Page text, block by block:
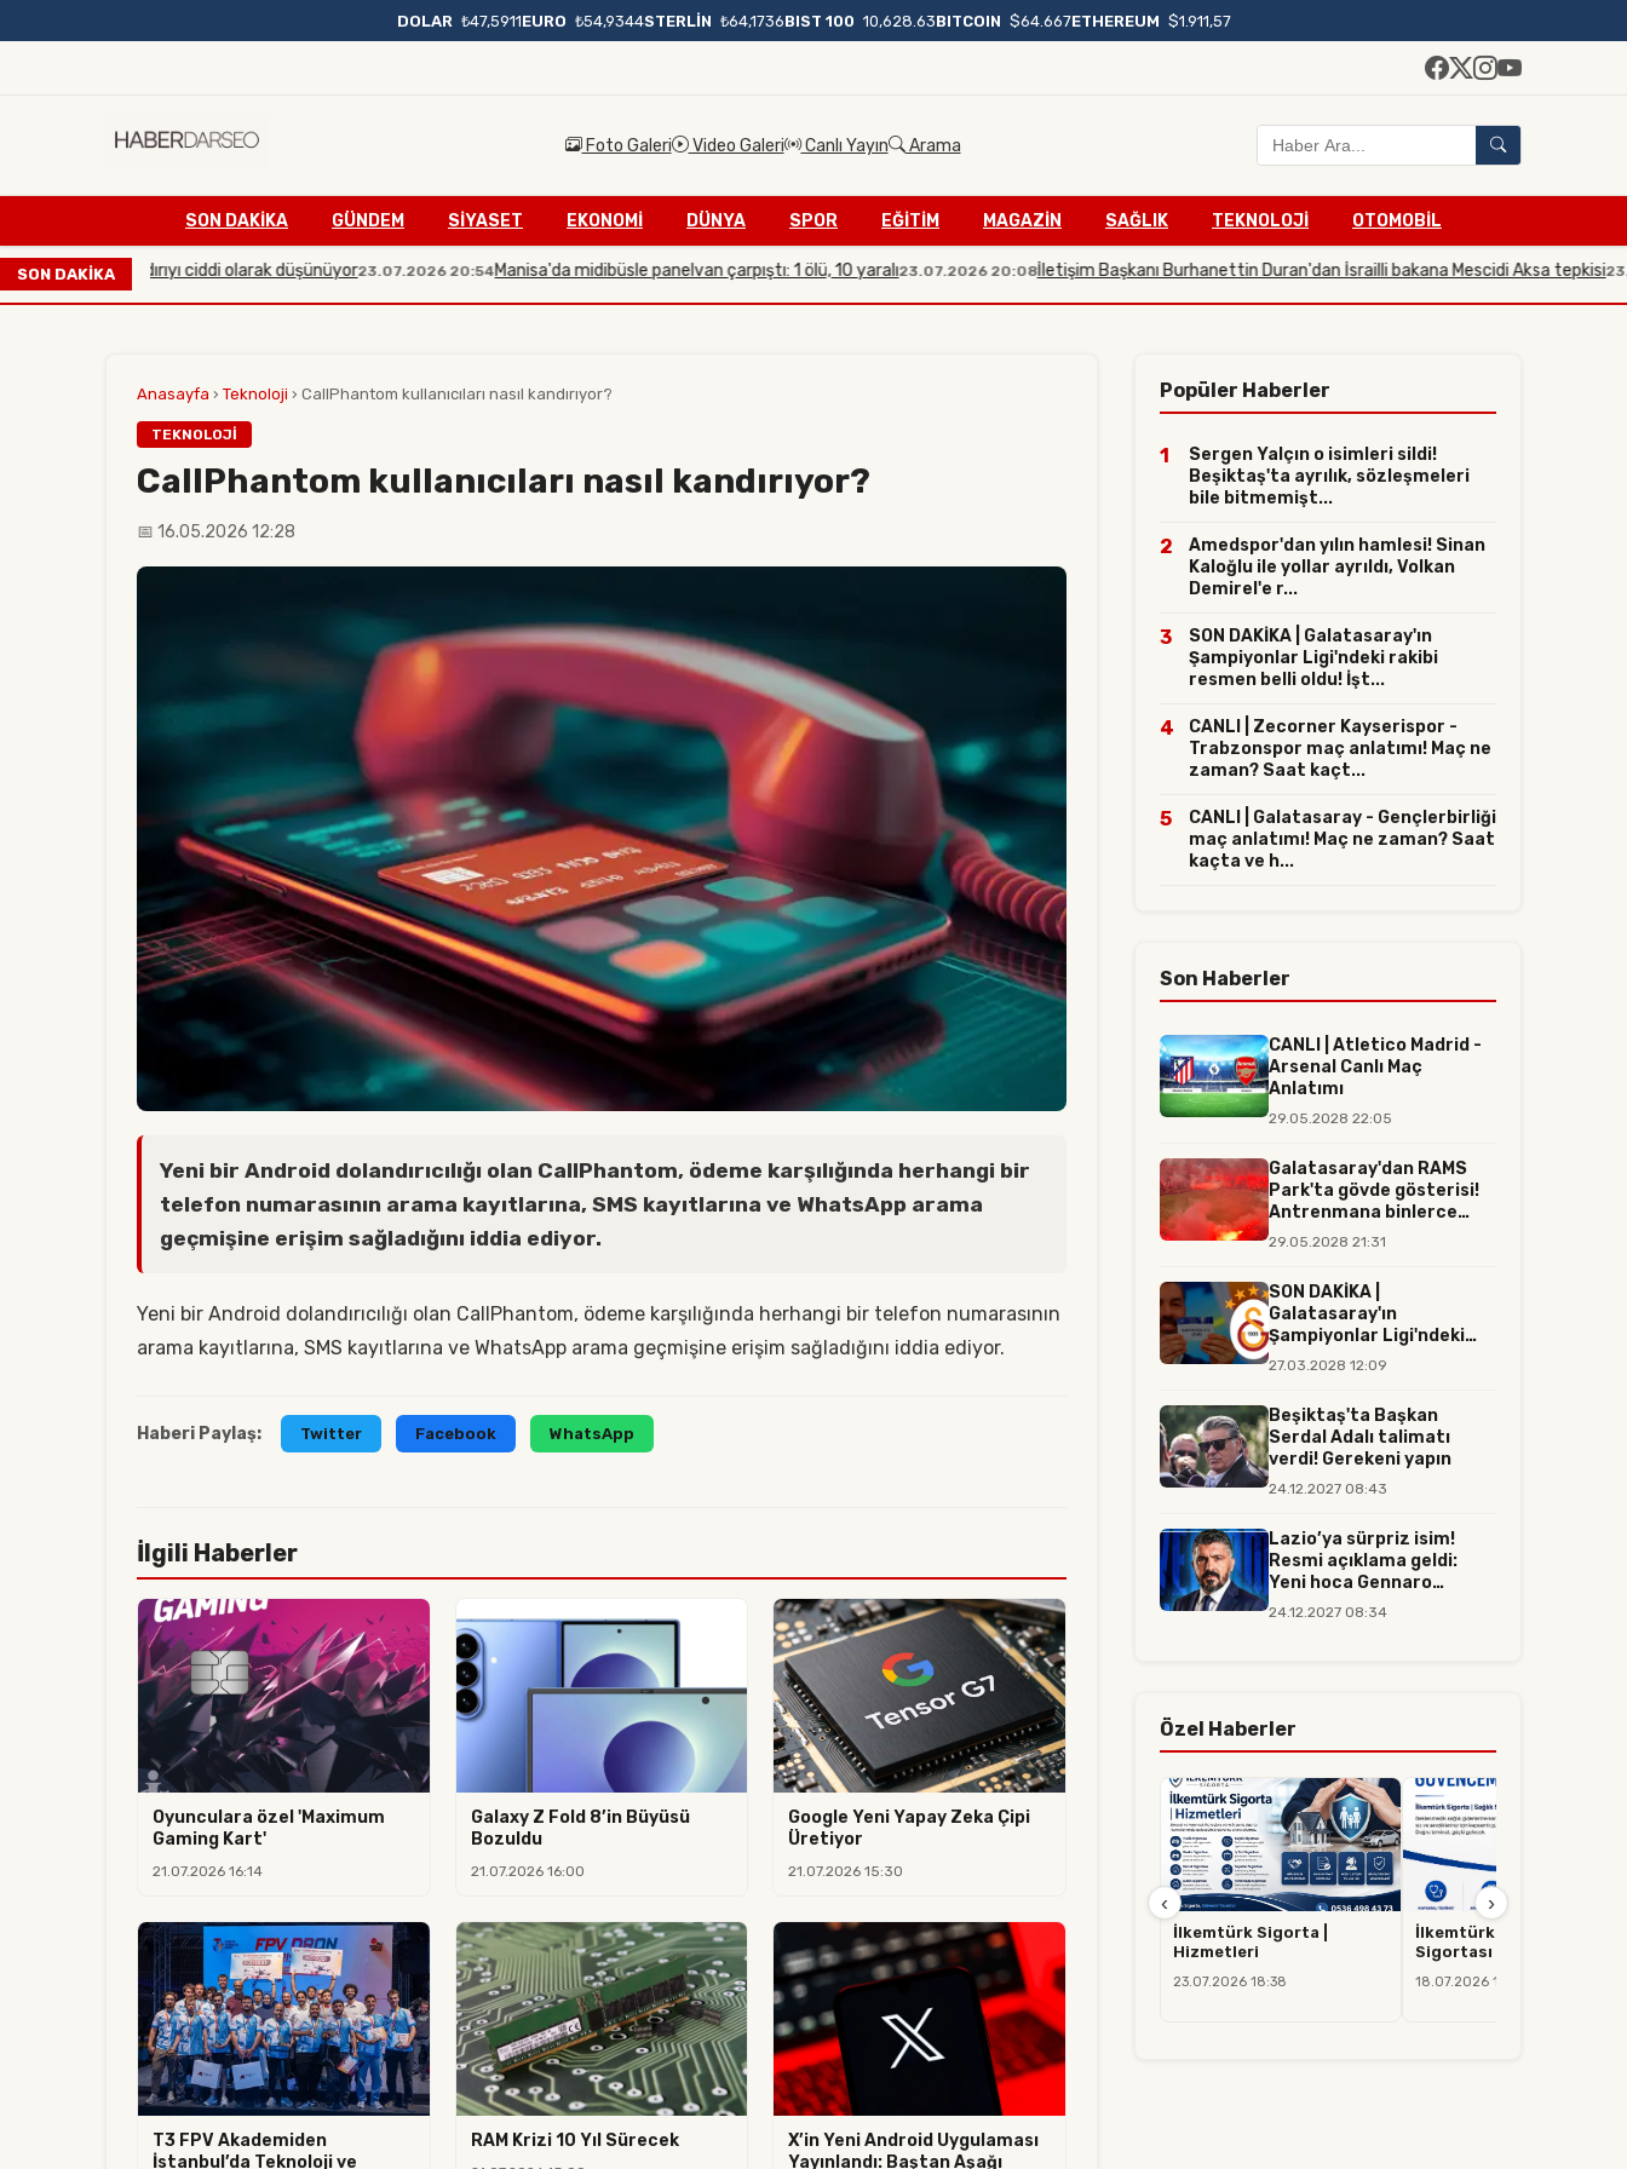
DOLAR ₺47,5911EURO ₺54,9344STERLİN ₺64,1736BIST 100 10,628.63BITCOIN $64.667ETHEREUM $1.911,57
Foto Galeri Video Galeri Canlı Yayın Arama
SON DAKIKA GÜNDEM SİYASET EKONOMİ DÜNYA SPOR EĞİTİM MAGAZİN SAĞLIK TEKNOLOJİ OTOMOBİL
SON DAKİKA
bir saldırıyı ciddi olarak düşünüyor23.07.2026 20:54Manisa'da midibüsle panelvan çarpıştı: 1 ölü, 10 yaralı23.07.2026 20:08İletişim Başkanı Burhanettin Duran'dan İsrailli bakana Mescidi Aksa tepkisi
Anasayfa › Teknoloji › CallPhantom kullanıcıları nasıl kandırıyor?
TEKNOLOJI
CallPhantom kullanıcıları nasıl kandırıyor?
📅 16.05.2026 12:28
Yeni bir Android dolandırıcılığı olan CallPhantom, ödeme karşılığında herhangi bir
telefon numarasının arama kayıtlarına, SMS kayıtlarına ve WhatsApp arama
geçmişine erişim sağladığını iddia ediyor.
Yeni bir Android dolandırıcılığı olan CallPhantom, ödeme karşılığında herhangi bir telefon numarasının
arama kayıtlarına, SMS kayıtlarına ve WhatsApp arama geçmişine erişim sağladığını iddia ediyor.
Haberi Paylaş: Twitter Facebook WhatsApp
İlgili Haberler
Oyunculara özel 'Maximum
Gaming Kart'
21.07.2026 16:14
Galaxy Z Fold 8’in Büyüsü
Bozuldu
21.07.2026 16:00
Google Yeni Yapay Zeka Çipi
Üretiyor
21.07.2026 15:30
T3 FPV Akademiden
İstanbul’da Teknoloji ve
RAM Krizi 10 Yıl Sürecek
X’in Yeni Android Uygulaması
Yayınlandı: Baştan Aşağı
Popüler Haberler
1
Sergen Yalçın o isimleri sildi!
Beşiktaş'ta ayrılık, sözleşmeleri
bile bitmemişt...
2
Amedspor'dan yılın hamlesi! Sinan
Kaloğlu ile yollar ayrıldı, Volkan
Demirel'e r...
3
SON DAKİKA | Galatasaray'ın
Şampiyonlar Ligi'ndeki rakibi
resmen belli oldu! İşt...
4
CANLI | Zecorner Kayserispor -
Trabzonspor maç anlatımı! Maç ne
zaman? Saat kaçt...
5
CANLI | Galatasaray - Gençlerbirliği
maç anlatımı! Maç ne zaman? Saat
kaçta ve h...
Son Haberler
CANLI | Atletico Madrid -
Arsenal Canlı Maç
Anlatımı
29.05.2028 22:05
Galatasaray'dan RAMS
Park'ta gövde gösterisi!
Antrenmana binlerce
tara...
29.05.2028 21:31
SON DAKİKA |
Galatasaray'ın
Şampiyonlar Ligi'ndeki
rakibi resmen belli...
27.03.2028 12:09
Beşiktaş'ta Başkan
Serdal Adalı talimatı
verdi! Gerekeni yapın
24.12.2027 08:43
Lazio’ya sürpriz isim!
Resmi açıklama geldi:
Yeni hoca Gennaro
Gattuso...
24.12.2027 08:34
Özel Haberler
İlkemtürk Sigorta |
Hizmetleri
23.07.2026 18:38
İlkemtürk Sigorta | Sağlık
Sigortası
18.07.2026 14:37
‹ ›